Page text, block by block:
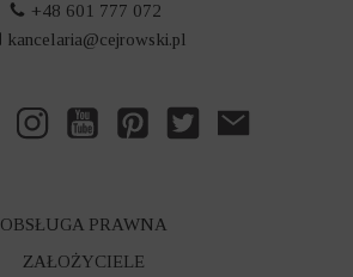
+48 601 777 072
kancelaria@cejrowski.pl
ZAŁOŻYCIELE
OBSŁUGA PRAWNA